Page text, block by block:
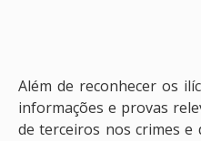
Além de reconhecer os
informações e provas
de terceiros nos crimes